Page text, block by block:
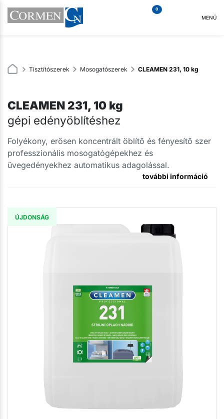
0
MENÜ
Tisztítószerek Mosogatószerek CLEAMEN 231, 10 kg
CLEAMEN 231, 10 kg
gépi edényöblítéshez
Folyékony, erősen koncentrált öblítő és fényesítő szer
professzionális mosogatógépekhez és
üvegedényekhez automatikus adagolással.
további információ
ÚJDONSÁG